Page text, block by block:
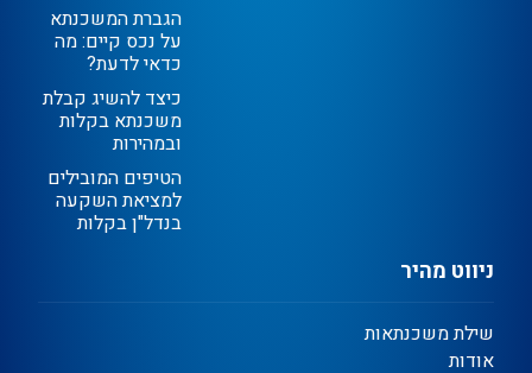
ניווט מהיר
שילת משכנתאות
אודות
הגברת המשכנתא
על נכס קיים: מה
כדאי לדעת?
כיצד להשיג קבלת
משכנתא בקלות
ובמהירות
הטיפים המובילים
למציאת השקעה
בנדל"ן בקלות